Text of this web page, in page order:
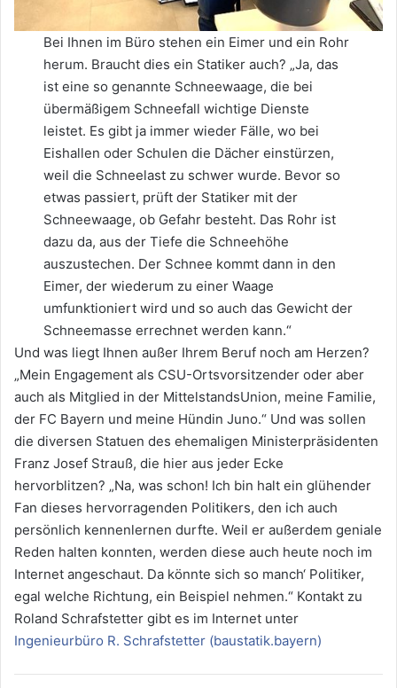
Bei Ihnen im Büro stehen ein Eimer und ein Rohr
herum. Braucht dies ein Statiker auch? „Ja, das
ist eine so genannte Schneewaage, die bei
übermäßigem Schneefall wichtige Dienste
leistet. Es gibt ja immer wieder Fälle, wo bei
Eishallen oder Schulen die Dächer einstürzen,
weil die Schneelast zu schwer wurde. Bevor so
etwas passiert, prüft der Statiker mit der
Schneewaage, ob Gefahr besteht. Das Rohr ist
dazu da, aus der Tiefe die Schneehöhe
auszustechen. Der Schnee kommt dann in den
Eimer, der wiederum zu einer Waage
umfunktioniert wird und so auch das Gewicht der
Schneemasse errechnet werden kann.“
Und was liegt Ihnen außer Ihrem Beruf noch am Herzen?
„Mein Engagement als CSU-Ortsvorsitzender oder aber
auch als Mitglied in der MittelstandsUnion, meine Familie,
der FC Bayern und meine Hündin Juno.“ Und was sollen
die diversen Statuen des ehemaligen Ministerpräsidenten
Franz Josef Strauß, die hier aus jeder Ecke
hervorblitzen? „Na, was schon! Ich bin halt ein glühender
Fan dieses hervorragenden Politikers, den ich auch
persönlich kennenlernen durfte. Weil er außerdem geniale
Reden halten konnten, werden diese auch heute noch im
Internet angeschaut. Da könnte sich so manch‘ Politiker,
egal welche Richtung, ein Beispiel nehmen.“ Kontakt zu
Roland Schrafstetter gibt es im Internet unter
Ingenieurbüro R. Schrafstetter (baustatik.bayern)